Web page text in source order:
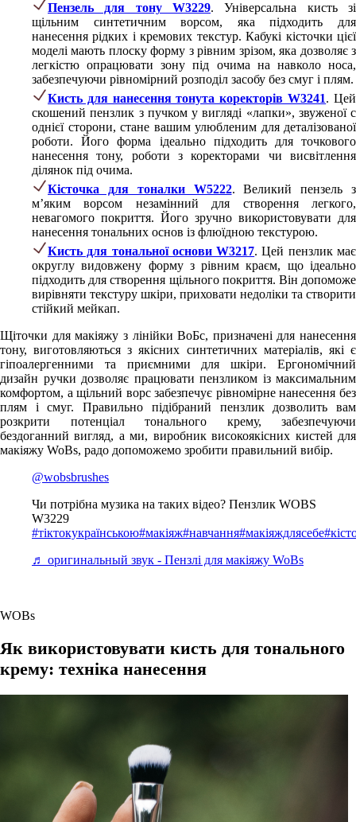
Пензель для тону W3229. Універсальна кисть зі
щільним синтетичним ворсом, яка підходить для
нанесення рідких і кремових текстур. Кабукі кісточки цієї
моделі мають плоску форму з рівним зрізом, яка дозволяє з
легкістю опрацювати зону під очима на навколо носа,
забезпечуючи рівномірний розподіл засобу без смуг і плям.
Кисть для нанесення тонута коректорів W3241. Цей
скошений пензлик з пучком у вигляді «лапки», звуженої с
однієї сторони, стане вашим улюбленим для деталізованої
роботи. Його форма ідеально підходить для точкового
нанесення тону, роботи з коректорами чи висвітлення
ділянок під очима.
Кісточка для тоналки W5222. Великий пензель з
м’яким ворсом незамінний для створення легкого,
невагомого покриття. Його зручно використовувати для
нанесення тональних основ із флюїдною текстурою.
Кисть для тональної основи W3217. Цей пензлик має
округлу видовжену форму з рівним краєм, що ідеально
підходить для створення щільного покриття. Він допоможе
вирівняти текстуру шкіри, приховати недоліки та створити
стійкий мейкап.
Щіточки для макіяжу з лінійки ВоБс, призначені для нанесення
тону, виготовляються з якісних синтетичних матеріалів, які є
гіпоалергенними та приємними для шкіри. Ергономічний
дизайн ручки дозволяє працювати пензликом із максимальним
комфортом, а щільний ворс забезпечує рівномірне нанесення без
плям і смуг. Правильно підібраний пензлик дозволить вам
розкрити потенціал тонального крему, забезпечуючи
бездоганний вигляд, а ми, виробник високоякісних кистей для
макіяжу WoBs, радо допоможемо зробити правильний вибір.
@wobsbrushes
Чи потрібна музика на таких відео? Пензлик WOBS
W3229
#тіктокукраїнською#макіяж#навчання#макіяждлясебе
♬ оригинальный звук - Пензлі для макіяжу WoBs
WOBs
Як використовувати кисть для тонального
крему: техніка нанесення